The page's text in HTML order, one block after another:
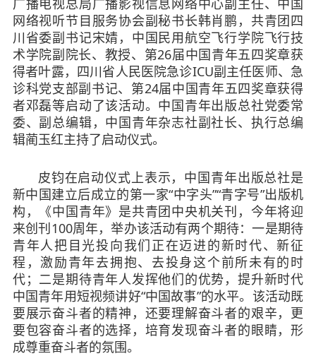
广播电视总局广播影视信息网络中心副主任、中国
网络视听节目服务协会副秘书长韩肖鹏，共青团四
川省委副书记宋婧，中国民用航空飞行学院飞行技
术学院副院长、教授、第26届中国青年五四奖章获
得者叶露，四川省人民医院急诊ICU副主任医师、急
诊科党支部副书记、第24届中国青年五四奖章获得
者邓磊等启动了该活动。中国青年出版总社党委常
委、副总编辑，中国青年杂志社副社长、执行总编
辑蔺玉红主持了启动仪式。
皮钧在启动仪式上表示，中国青年出版总社是
新中国建立后成立的第一家“中字头”“青字号”出版机
构，《中国青年》是共青团中央机关刊，今年将迎
来创刊100周年，举办该活动有两个期待：一是期待
青年人把目光投向我们正在迈进的新时代、新征
程，激励青年去拥抱、去投身这个前所未有的时
代；二是期待青年人发挥他们的优势，提升新时代
中国青年用短视频讲好“中国故事”的水平。该活动既
要展示奋斗者的精神，还要理解奋斗者的艰辛，更
要包容奋斗者的选择，培育发现奋斗者的眼睛，形
成尊重奋斗者的氛围。